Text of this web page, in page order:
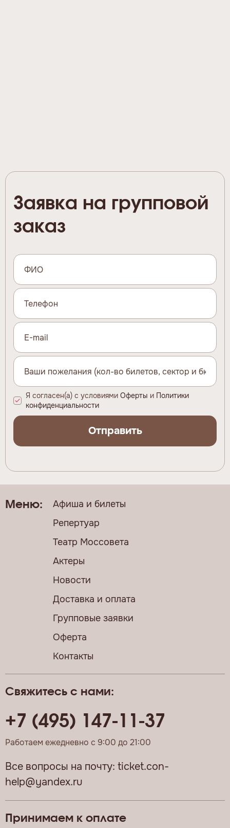
Заявка на групповой
заказ
Я согласен(а) с условиями Оферты и Политики
конфиденциальности
Отправить
Принимаем к оплате
Свяжитесь с нами:
+7 (495) 147-11-37
Работаем ежедневно с 9:00 до 21:00
Все вопросы на почту: ticket.con-
help@yandex.ru
Меню:
Афиша и билеты
Репертуар
Театр Моссовета
Актеры
Новости
Доставка и оплата
Групповые заявки
Оферта
Контакты